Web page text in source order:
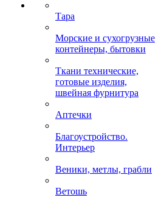
Тара
Морские и сухогрузные
контейнеры, бытовки
Ткани технические,
готовые изделия,
швейная фурнитура
Аптечки
Благоустройство.
Интерьер
Веники, метлы, грабли
Ветошь